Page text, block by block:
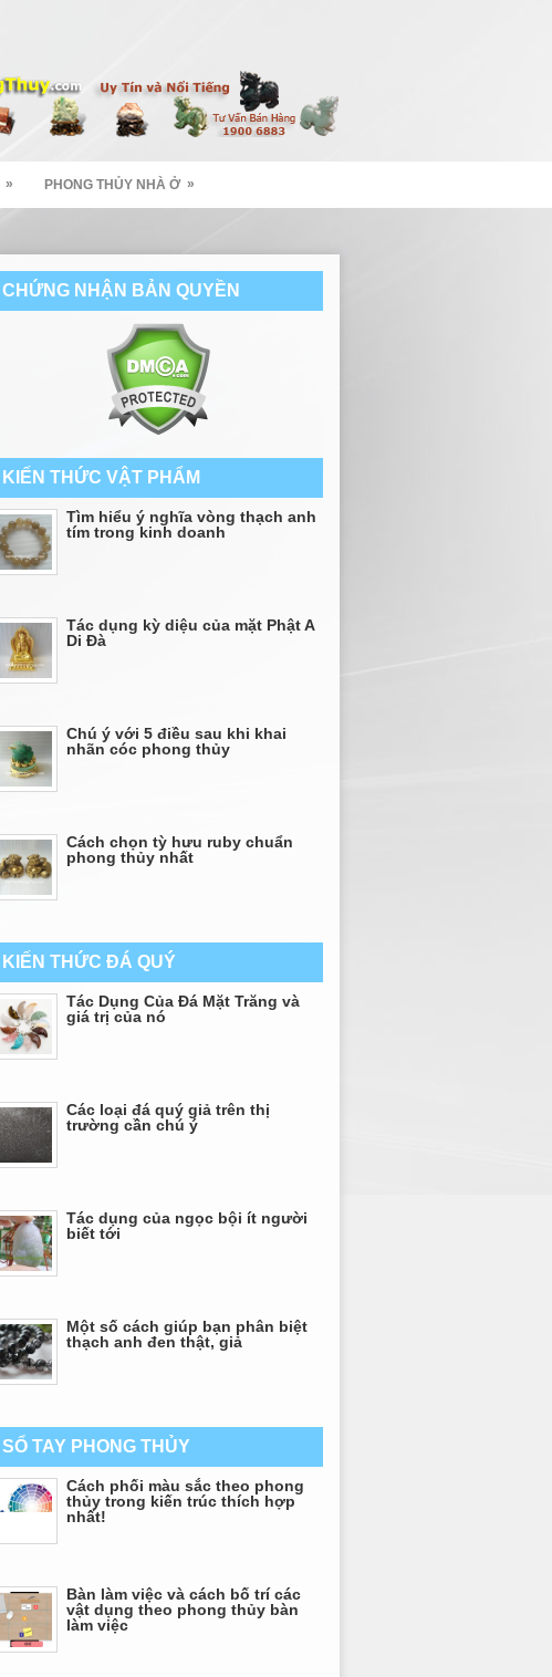
» PHONG THỦY NHÀ Ở »
CHỨNG NHẬN BẢN QUYỀN
KIẾN THỨC VẬT PHẨM
Tìm hiểu ý nghĩa vòng thạch anh
tím trong kinh doanh
Tác dụng kỳ diệu của mặt Phật A
Di Đà
Chú ý với 5 điều sau khi khai
nhãn cóc phong thủy
Cách chọn tỳ hưu ruby chuẩn
phong thủy nhất
KIẾN THỨC ĐÁ QUÝ
Tác Dụng Của Đá Mặt Trăng và
giá trị của nó
Các loại đá quý giả trên thị
trường cần chú ý
Tác dụng của ngọc bội ít người
biết tới
Một số cách giúp bạn phân biệt
thạch anh đen thật, giả
SỔ TAY PHONG THỦY
Cách phối màu sắc theo phong
thủy trong kiến trúc thích hợp
nhất!
Bàn làm việc và cách bố trí các
vật dụng theo phong thủy bàn
làm việc